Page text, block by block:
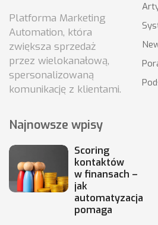
Platforma Marketing
Automation, która
zwiększa sprzedaż
przez wielokanałową,
spersonalizowaną
komunikację z klientami.
Najnowsze wpisy
Scoring
kontaktów
w finansach –
jak
automatyzacja
pomaga